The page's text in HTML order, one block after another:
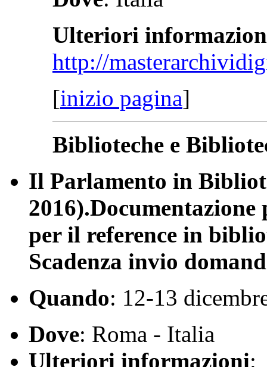
Ulteriori
http://
[inizio pagina]
Biblioteche e
Il Parlamento in
per il reference in
Scadenza invio
Quando: 12-13
Dove: Roma - Italia
Ulteriori informazioni: